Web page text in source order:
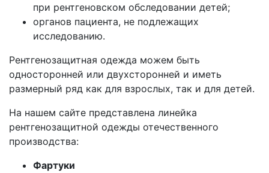
при рентгеновском обследовании детей;
органов пациента, не подлежащих
исследованию.
Рентгенозащитная одежда можем быть
односторонней или двухсторонней и иметь
размерный ряд как для взрослых, так и для детей.
На нашем сайте представлена линейка
рентгенозащитной одежды отечественного
производства:
Фартуки